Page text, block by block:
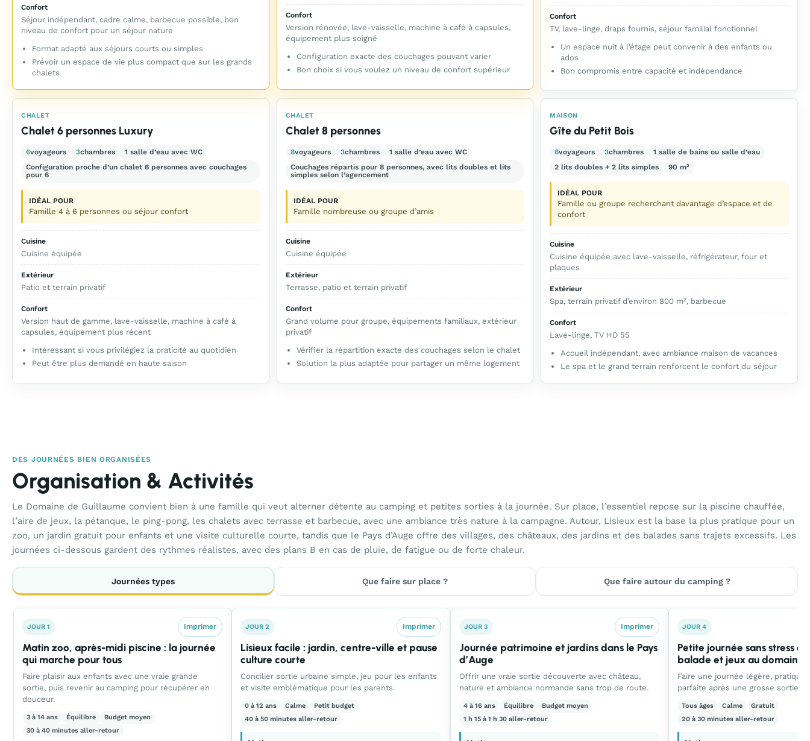
Confort
Séjour indépendant, cadre calme, barbecue possible, bon
niveau de confort pour un séjour nature
Format adapté aux séjours courts ou simples
Prévoir un espace de vie plus compact que sur les grands
chalets
Confort
Version rénovée, lave-vaisselle, machine à café à capsules,
équipement plus soigné
Configuration exacte des couchages pouvant varier
Bon choix si vous voulez un niveau de confort supérieur
Confort
TV, lave-linge, draps fournis, séjour familial fonctionnel
Un espace nuit à l’étage peut convenir à des enfants ou
ados
Bon compromis entre capacité et indépendance
CHALET
Chalet 6 personnes Luxury
6voyageurs 3chambres
1 salle d’eau avec WC
Configuration proche d’un chalet 6 personnes avec couchages
pour 6
IDÉAL POUR
Famille 4 à 6 personnes ou séjour confort
Cuisine
Cuisine équipée
Extérieur
Patio et terrain privatif
Confort
Version haut de gamme, lave-vaisselle, machine à café à
capsules, équipement plus récent
Intéressant si vous privilégiez la praticité au quotidien
Peut être plus demandé en haute saison
CHALET
Chalet 8 personnes
8voyageurs 3chambres
1 salle d’eau avec WC
Couchages répartis pour 8 personnes, avec lits doubles et lits
simples selon l’agencement
IDÉAL POUR
Famille nombreuse ou groupe d’amis
Cuisine
Cuisine équipée
Extérieur
Terrasse, patio et terrain privatif
Confort
Grand volume pour groupe, équipements familiaux, extérieur
privatif
Vérifier la répartition exacte des couchages selon le chalet
Solution la plus adaptée pour partager un même logement
MAISON
Gîte du Petit Bois
6voyageurs 3chambres
1 salle de bains ou salle d’eau
2 lits doubles + 2 lits simples
90 m²
IDÉAL POUR
Famille ou groupe recherchant davantage d’espace et de
confort
Cuisine
Cuisine équipée avec lave-vaisselle, réfrigérateur, four et
plaques
Extérieur
Spa, terrain privatif d’environ 800 m², barbecue
Confort
Lave-linge, TV HD 55
Accueil indépendant, avec ambiance maison de vacances
Le spa et le grand terrain renforcent le confort du séjour
DES JOURNÉES BIEN ORGANISÉES
Organisation & Activités
Le Domaine de Guillaume convient bien à une famille qui veut alterner détente au camping et petites sorties à la journée. Sur place, l’essentiel repose sur la piscine chauffée,
l’aire de jeux, la pétanque, le ping-pong, les chalets avec terrasse et barbecue, avec une ambiance très nature à la campagne. Autour, Lisieux est la base la plus pratique pour un
zoo, un jardin gratuit pour enfants et une visite culturelle courte, tandis que le Pays d’Auge offre des villages, des châteaux, des jardins et des balades sans trajets excessifs. Les
journées ci-dessous gardent des rythmes réalistes, avec des plans B en cas de pluie, de fatigue ou de forte chaleur.
Journées types Que faire sur place ? Que faire autour du camping ?
JOUR 1 Imprimer
Matin zoo, après-midi piscine : la journée
qui marche pour tous
Faire plaisir aux enfants avec une vraie grande
sortie, puis revenir au camping pour récupérer en
douceur.
3 à 14 ans Équilibre
Budget moyen
30 à 40 minutes aller-retour
JOUR 2 Imprimer
Lisieux facile : jardin, centre-ville et pause
culture courte
Concilier sortie urbaine simple, jeu pour les enfants
et visite emblématique pour les parents.
0 à 12 ans Calme
Petit budget
40 à 50 minutes aller-retour
JOUR 3 Imprimer
Journée patrimoine et jardins dans le Pays
d’Auge
Offrir une vraie sortie découverte avec château,
nature et ambiance normande sans trop de route.
4 à 16 ans Équilibre
Budget moyen
1 h 15 à 1 h 30 aller-retour
JOUR 4
Petite journée sans stress
balade et jeux au domaine
Faire une journée légère, pratique
parfaite après une grosse sortie
Tous âges Calme
Gratuit
20 à 30 minutes aller-retour